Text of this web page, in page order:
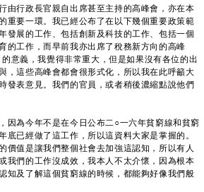
行政長官親自出席甚至主持的高峰會，亦在本
重要一環。我已經公布了在以下幾個重要政策範
發展的工作、包括創新及科技的工作、包括一個
的工作，而早前我亦出席了稅務新方向的高峰
意義，我覺得非常重大，但是如果沒有各位的出
，這些高峰會都會很形式化，所以我在此呼籲大
發表意見。我們的官員，或者稍後濃縮點說他們
為今年不是在今日公布二○一六年貧窮線和貧窮
底已經做了這工作，所以這資料大家是掌握的。
價值是讓我們整個社會去加強這認知，所以有人
我們的工作沒成效，我本人不太介懷，因為根本
知及了解這個貧窮線的時候，都能夠好像我們般